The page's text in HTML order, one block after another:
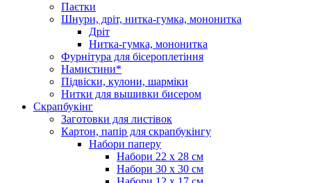
Паєтки
Шнури, дріт, нитка-гумка, мононитка
Дріт
Нитка-гумка, мононитка
Фурнітура для бісероплетіння
Намистини*
Підвіски, кулони, шарміки
Нитки для вышивки бисером
Скрапбукінг
Заготовки для листівок
Картон, папір для скрапбукінгу
Набори паперу
Набори 22 х 28 см
Набори 30 х 30 см